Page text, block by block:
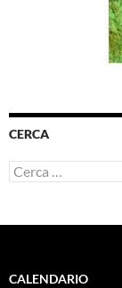
CERCA
Ricerca
per:
CALENDARIO